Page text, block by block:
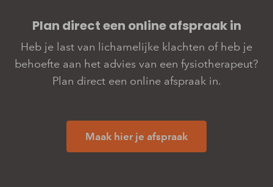
Plan direct een online­­ afspraak in
Heb je last van lichamelijke klachten of heb je
behoefte aan het advies van een fysiotherapeut?
Plan direct een online afspraak in.
Maak hier je afspraak